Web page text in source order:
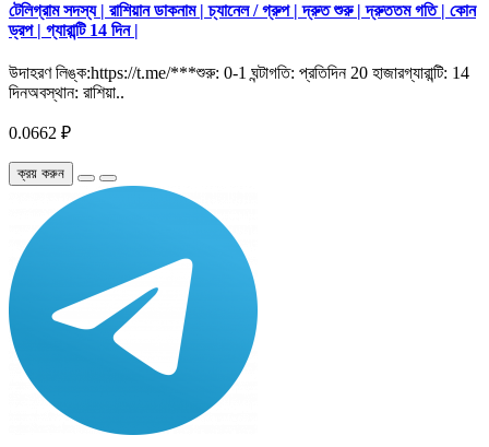
টেলিগ্রাম সদস্য | রাশিয়ান ডাকনাম | চ্যানেল / গ্রুপ | দ্রুত শুরু | দ্রুততম গতি | কোন
ড্রপ | গ্যারান্টি 14 দিন |
উদাহরণ লিঙ্ক:https://t.me/***শুরু: 0-1 ঘন্টাগতি: প্রতিদিন 20 হাজারগ্যারান্টি: 14
দিনঅবস্থান: রাশিয়া..
0.0662 ₽
ক্রয় করুন